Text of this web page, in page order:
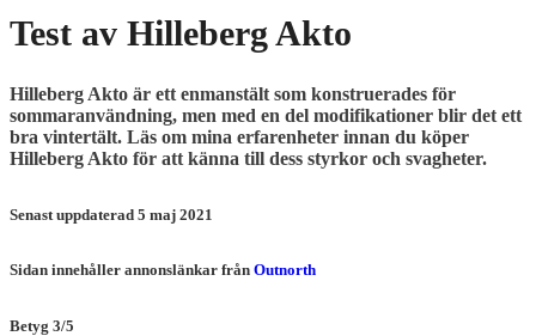
Test av Hilleberg Akto
Hilleberg Akto är ett enmanstält som konstruerades för
sommaranvändning, men med en del modifikationer blir det ett
bra vintertält. Läs om mina erfarenheter innan du köper
Hilleberg Akto för att känna till dess styrkor och svagheter.
Senast uppdaterad 5 maj 2021
Sidan innehåller annonslänkar från Outnorth
Betyg 3/5